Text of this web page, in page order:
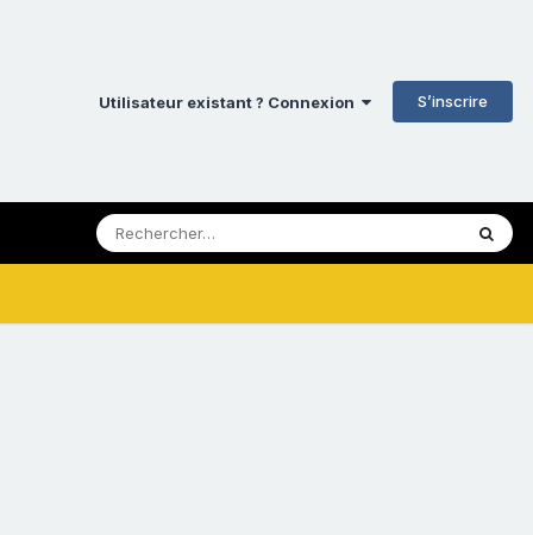
Utilisateur existant ? Connexion S’inscrire